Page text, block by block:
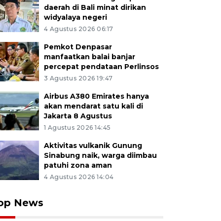
daerah di Bali minat dirikan
widyalaya negeri
4 Agustus 2026 06:17
Pemkot Denpasar
manfaatkan balai banjar
percepat pendataan Perlinsos
3 Agustus 2026 19:47
Airbus A380 Emirates hanya
akan mendarat satu kali di
Jakarta 8 Agustus
1 Agustus 2026 14:45
Aktivitas vulkanik Gunung
Sinabung naik, warga diimbau
patuhi zona aman
4 Agustus 2026 14:04
News